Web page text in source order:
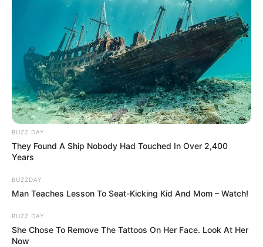
BUZZ DAY
They Found A Ship Nobody Had Touched In Over 2,400
Years
BUZZDAY
Man Teaches Lesson To Seat-Kicking Kid And Mom – Watch!
BUZZ DAY
She Chose To Remove The Tattoos On Her Face. Look At Her
Now